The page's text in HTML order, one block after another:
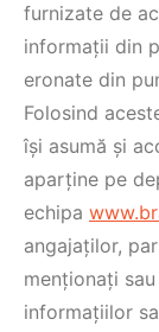
furnizate de
informații din
eronate din
Folosind
își asumă și
aparține pe
echipa
angajaților,
menționați
informațiilor